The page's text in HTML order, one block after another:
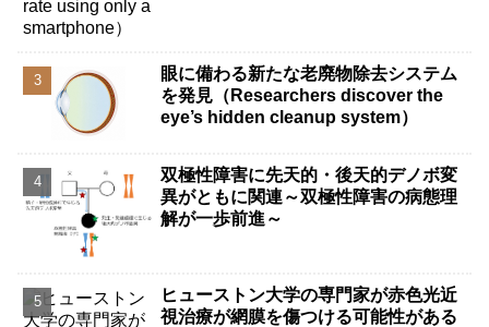
眼に備わる新たな老廃物除去システム
を発見（Researchers discover the
eye’s hidden cleanup system）
双極性障害に先天的・後天的デノボ変
異がともに関連～双極性障害の病態理
解が一歩前進～
ヒューストン大学の専門家が赤色光近
視治療が網膜を傷つける可能性がある